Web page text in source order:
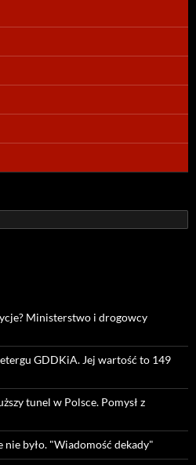
Ministerstwo i drogowcy
GDDKiA. Jej wartość to 149
tunel w Polsce. Pomysł z
nie było. "Wiadomość dekady"